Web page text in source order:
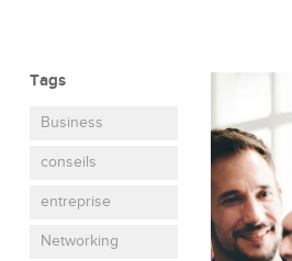
Tags
Business
conseils
entreprise
Networking